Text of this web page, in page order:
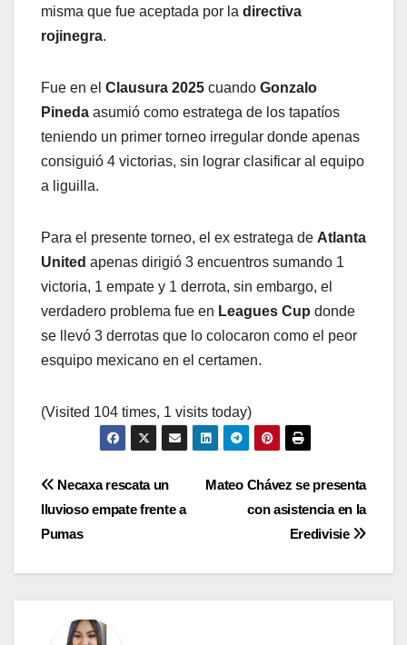
misma que fue aceptada por la directiva
rojinegra.
Fue en el Clausura 2025 cuando Gonzalo
Pineda asumió como estratega de los tapatíos
teniendo un primer torneo irregular donde apenas
consiguió 4 victorias, sin lograr clasificar al equipo
a liguilla.
Para el presente torneo, el ex estratega de Atlanta
United apenas dirigió 3 encuentros sumando 1
victoria, 1 empate y 1 derrota, sin embargo, el
verdadero problema fue en Leagues Cup donde
se llevó 3 derrotas que lo colocaron como el peor
esquipo mexicano en el certamen.
(Visited 104 times, 1 visits today)
Navegación
de
entradas
Mateo Chávez se presenta
con asistencia en la
Eredivisie
Necaxa rescata un
lluvioso empate frente a
Pumas